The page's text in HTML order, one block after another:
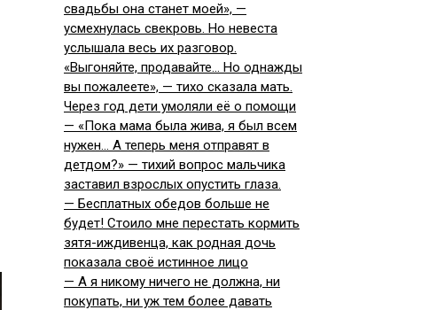
свадьбы она станет моей», —
усмехнулась свекровь. Но невеста
услышала весь их разговор.
«Выгоняйте, продавайте… Но однажды
вы пожалеете», — тихо сказала мать.
Через год дети умоляли её о помощи
— «Пока мама была жива, я был всем
нужен… А теперь меня отправят в
детдом?» — тихий вопрос мальчика
заставил взрослых опустить глаза.
— Бесплатных обедов больше не
будет! Стоило мне перестать кормить
зятя-иждивенца, как родная дочь
показала своё истинное лицо
— А я никому ничего не должна, ни
покупать, ни уж тем более давать